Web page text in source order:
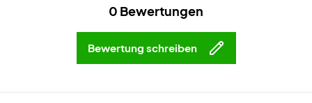
0 Bewertungen
Bewertung schreiben